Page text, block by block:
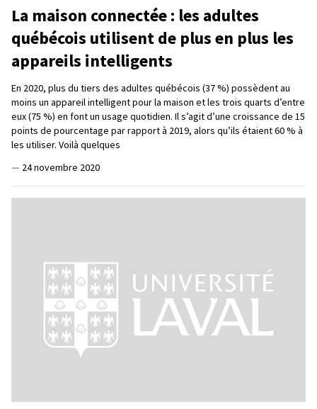
La maison connectée : les adultes
québécois utilisent de plus en plus les
appareils intelligents
En 2020, plus du tiers des adultes québécois (37 %) possèdent au
moins un appareil intelligent pour la maison et les trois quarts d’entre
eux (75 %) en font un usage quotidien. Il s’agit d’une croissance de 15
points de pourcentage par rapport à 2019, alors qu’ils étaient 60 % à
les utiliser. Voilà quelques
— 24 novembre 2020